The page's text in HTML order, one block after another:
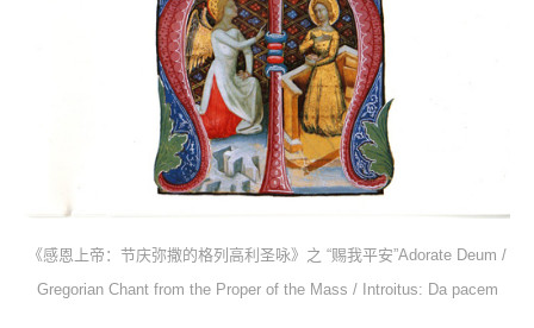
《感恩上帝：节庆弥撒的格列高利圣咏》之 “赐我平安”Adorate Deum /
Gregorian Chant from the Proper of the Mass / Introitus: Da pacem